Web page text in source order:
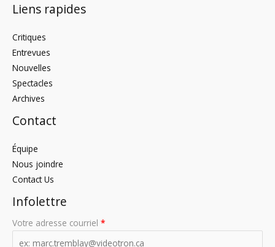
Liens rapides
Critiques
Entrevues
Nouvelles
Spectacles
Archives
Contact
Équipe
Nous joindre
Contact Us
Infolettre
Votre adresse courriel *